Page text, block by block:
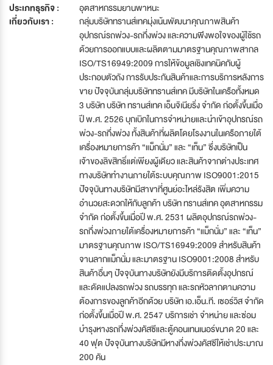
ประเภทธุรกิจ :
อุตสาหกรรมยานพาหนะ
เกี่ยวกับเรา :
กลุ่มบริษัททรานส์เทคมุ่งเน้นพัฒนาคุณภาพสินค้า
อุปกรณ์รถพ่วง-รถกึ่งพ่วง และความพึงพอใจของผู้ใช้รถ
ด้วยการออกแบบและผลิตตามมาตรฐานคุณภาพสากล
ISO/TS16949:2009 การให้ข้อมูลเชิงเทคนิคกับผู้
ประกอบตัวถัง การรับประกันสินค้าและการบริการหลังการ
ขาย ปัจจุบันกลุ่มบริษัททรานส์เทค มีบริษัทในเครือทั้งหมด
3 บริษัท บริษัท ทรานส์เทค เอ็นจิเนียริ่ง จำกัด ก่อตั้งขึ้นเมื่อ
ปี พ.ศ. 2526 บุกเบิกในการจำหน่ายและนำเข้าอุปกรณ์รถ
พ่วง-รถกึ่งพ่วง ทั้งสินค้าที่ผลิตโดยโรงงานในเครือภายใต้
เครื่องหมายการค้า “แม็กนั่ม” และ “เท็น” ซึ่งบริษัทเป็น
เจ้าของลิขสิทธิ์แต่เพียงผู้เดียว และสินค้าจากต่างประเทศ
ทางบริษัททำงานภายใต้ระบบคุณภาพ ISO9001:2015
ปัจจุบันทางบริษัทมีสาขาที่ศูนย์อะไหล่รังสิต เพิ่มความ
อำนวยสะดวกให้กับลูกค้า บริษัท ทรานส์เทค อุตสาหกรรม
จำกัด ก่อตั้งขึ้นเมื่อปี พ.ศ. 2531 ผลิตอุปกรณ์รถพ่วง-
รถกึ่งพ่วงภายใต้เครื่องหมายการค้า “แม็กนั่ม” และ “เท็น”
มาตรฐานคุณภาพ ISO/TS16949:2009 สำหรับสินค้า
จานลากแม็กนั่ม และมาตรฐาน ISO9001:2008 สำหรับ
สินค้าอื่นๆ ปัจจุบันทางบริษัทยังมีบริการติดตั้งอุปกรณ์
และดัดแปลงรถพ่วง รถบรรทุก และรถหัวลากตามความ
ต้องการของลูกค้าอีกด้วย บริษัท เอ.เอ็น.ที. เซอร์วิส จำกัด
ก่อตั้งขึ้นเมื่อปี พ.ศ. 2547 บริการเช่า จำหน่าย และซ่อม
บำรุงหางรถกึ่งพ่วงคัสซีและตู้คอนเทนเนอร์ขนาด 20 และ
40 ฟุต ปัจจุบันทางบริษัทมีหางกึ่งพ่วงคัสซีให้เช่าประมาณ
200 คัน